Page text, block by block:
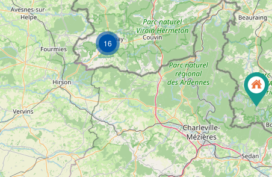
16